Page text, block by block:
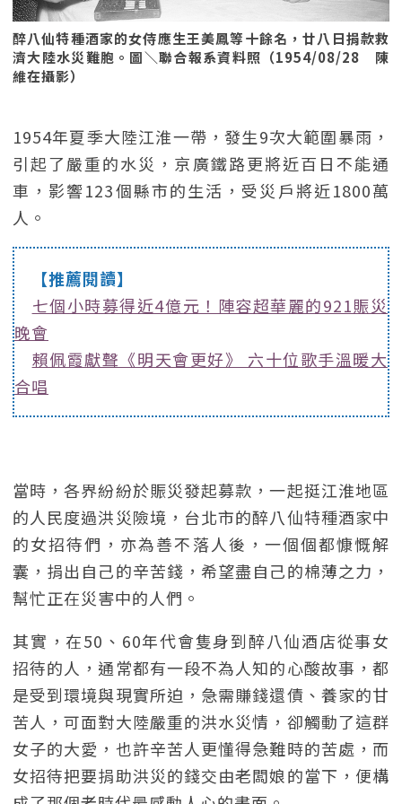
醉八仙特種酒家的女侍應生王美鳳等十餘名，廿八日捐款救
濟大陸水災難胞。圖＼聯合報系資料照（1954/08/28 陳
維在攝影）
1954年夏季大陸江淮一帶，發生9次大範圍暴雨，
引起了嚴重的水災，京廣鐵路更將近百日不能通
車，影響123個縣市的生活，受災戶將近1800萬
人。
【推薦閱讀】
七個小時募得近4億元！陣容超華麗的921賑災
晚會
賴佩霞獻聲《明天會更好》 六十位歌手溫暖大
合唱
當時，各界紛紛於賑災發起募款，一起挺江淮地區
的人民度過洪災險境，台北市的醉八仙特種酒家中
的女招待們，亦為善不落人後，一個個都慷慨解
囊，捐出自己的辛苦錢，希望盡自己的棉薄之力，
幫忙正在災害中的人們。
其實，在50、60年代會隻身到醉八仙酒店從事女
招待的人，通常都有一段不為人知的心酸故事，都
是受到環境與現實所迫，急需賺錢還債、養家的甘
苦人，可面對大陸嚴重的洪水災情，卻觸動了這群
女子的大愛，也許辛苦人更懂得急難時的苦處，而
女招待把要捐助洪災的錢交由老闆娘的當下，便構